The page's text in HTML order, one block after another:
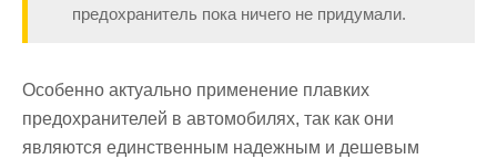
предохранитель пока ничего не придумали.
Особенно актуально применение плавких
предохранителей в автомобилях, так как они
являются единственным надежным и дешевым